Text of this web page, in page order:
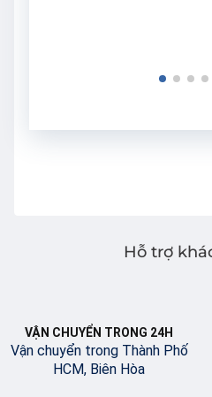
Hỗ trợ
VẬN CHUYỂN TRONG 24H
Vận chuyển trong Thành Phố
HCM, Biên Hòa